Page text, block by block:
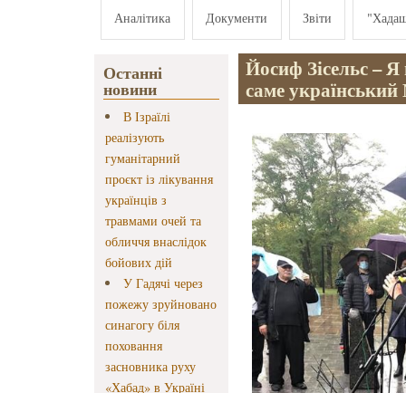
Аналітика Документи Звіти
Останні
новини
В Ізраїлі
реалізують
гуманітарний
проєкт із лікування
українців з
травмами очей та
обличчя внаслідок
бойових дій
У Гадячі через
пожежу зруйновано
синагогу біля
поховання
засновника руху
«Хабад» в Україні
Йосиф Зісельс –
саме